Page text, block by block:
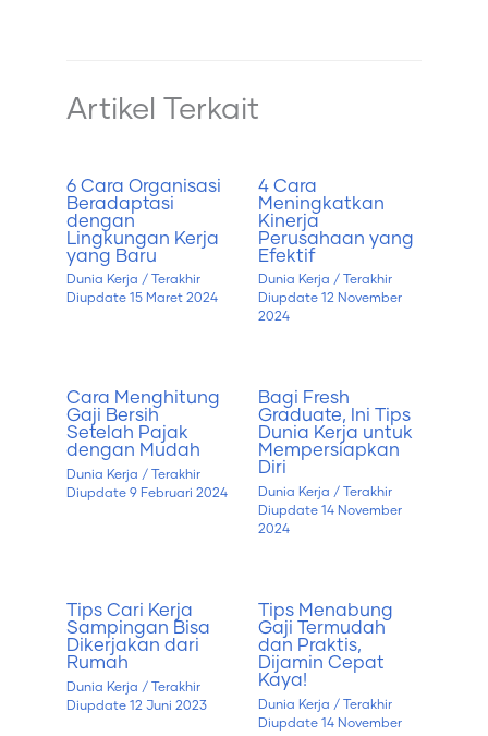
Artikel Terkait
6 Cara Organisasi
Beradaptasi
dengan
Lingkungan Kerja
yang Baru
Dunia Kerja / Terakhir
Diupdate 15 Maret 2024
4 Cara
Meningkatkan
Kinerja
Perusahaan yang
Efektif
Dunia Kerja / Terakhir
Diupdate12 November
2024
Cara Menghitung
Gaji Bersih
Setelah Pajak
dengan Mudah
Dunia Kerja / Terakhir
Diupdate 9 Februari 2024
Bagi Fresh
Graduate, Ini Tips
Dunia Kerja untuk
Mempersiapkan
Diri
Dunia Kerja / Terakhir
Diupdate14 November
2024
Tips Cari Kerja
Sampingan Bisa
Dikerjakan dari
Rumah
Dunia Kerja / Terakhir
Diupdate 12 Juni 2023
Tips Menabung
Gaji Termudah
dan Praktis,
Dijamin Cepat
Kaya!
Dunia Kerja / Terakhir
Diupdate14 November